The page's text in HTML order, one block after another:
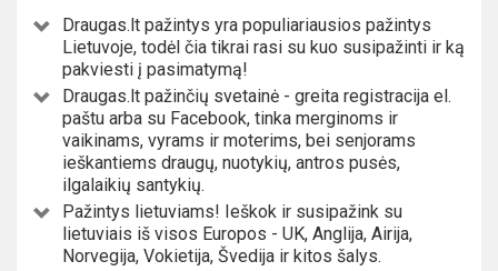
Draugas.lt pažintys yra populiariausios pažintys
Lietuvoje, todėl čia tikrai rasi su kuo susipažinti ir ką
pakviesti į pasimatymą!
Draugas.lt pažinčių svetainė - greita registracija el.
paštu arba su Facebook, tinka merginoms ir
vaikinams, vyrams ir moterims, bei senjorams
ieškantiems draugų, nuotykių, antros pusės,
ilgalaikių santykių.
Pažintys lietuviams! Ieškok ir susipažink su
lietuviais iš visos Europos - UK, Anglija, Airija,
Norvegija, Vokietija, Švedija ir kitos šalys.